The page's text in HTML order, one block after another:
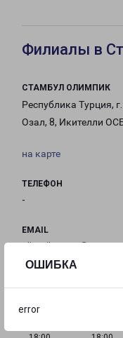
ОШИБКА
error
Филиалы в
СТАМБУЛ ОЛИМПИК
Республика Турция,
Озал, 8, Икителли
на карте
ТЕЛЕФОН
-
EMAIL